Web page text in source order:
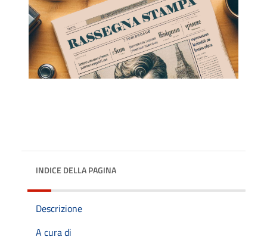
INDICE DELLA PAGINA
Descrizione
A cura di